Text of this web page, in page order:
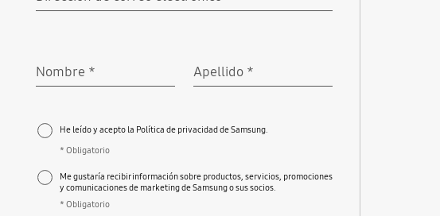
Nombre * Apellido *
He leído y acepto la Política de privacidad de Samsung.
* Obligatorio
Me gustaría recibir información sobre productos, servicios, promociones
y comunicaciones de marketing de Samsung o sus socios.
* Obligatorio